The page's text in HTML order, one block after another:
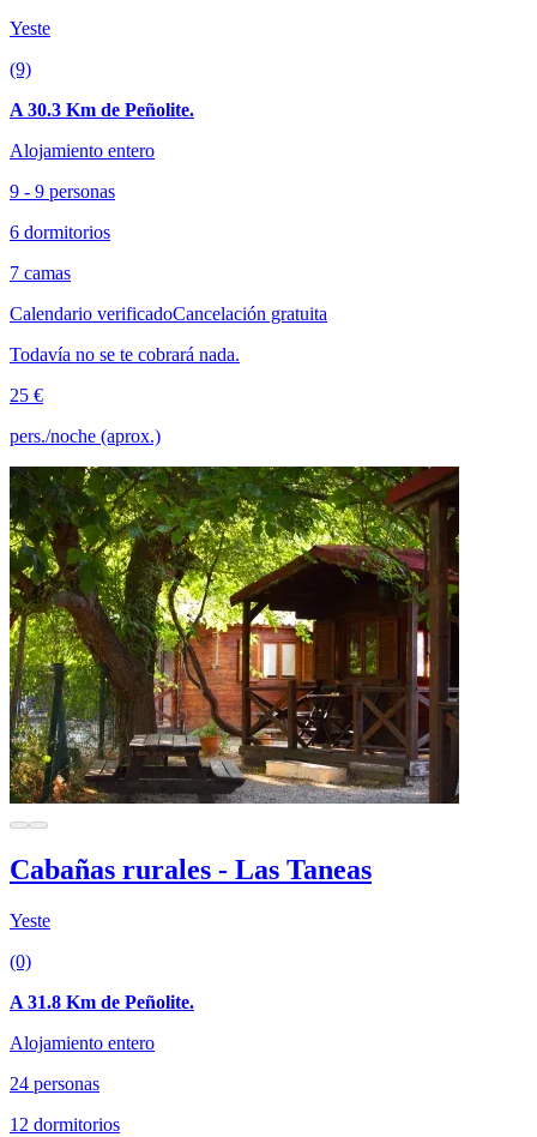
Yeste
(9)
A 30.3 Km de Peñolite.
Alojamiento entero
9 - 9 personas
6 dormitorios
7 camas
Calendario verificadoCancelación gratuita
Todavía no se te cobrará nada.
25 €
pers./noche (aprox.)
Cabañas rurales - Las Taneas
Yeste
(0)
A 31.8 Km de Peñolite.
Alojamiento entero
24 personas
12 dormitorios